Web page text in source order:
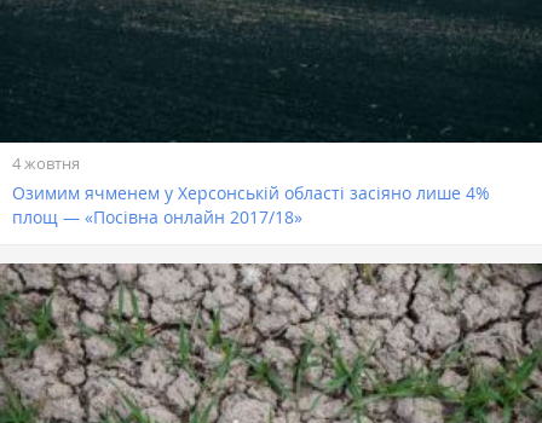
4 жовтня
Озимим ячменем у Херсонській області засіяно лише 4%
площ — «Посівна онлайн 2017/18»